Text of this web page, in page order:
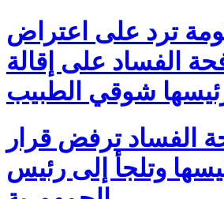
ترد على اعتراض
الفساد على إقالة
شوقي الطبيب
الفساد ترفض قرار
وتلجأ إلى رئيس